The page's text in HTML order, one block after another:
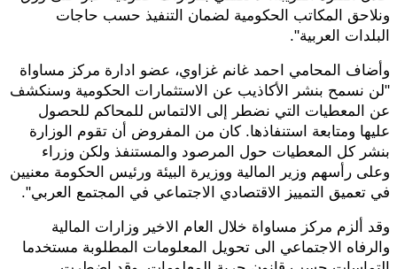
ونلاحق المكاتب الحكومية لضمان التنفيذ حسب حاجات
البلدات العربية".
وأضاف المحامي احمد غانم غزاوي، عضو ادارة مركز مساواة
"لن نسمح بنشر الأكاذيب عن الاستثمارات الحكومية وسنكشف
عن المعطيات التي نضطر إلى الالتماس للمحاكم للحصول
عليها ومتابعة استنفاذها. كان من المفروض أن تقوم الوزارة
بنشر كل المعطيات حول المرصود والمستنفذ ولكن وزراء
وعلى رأسهم وزير المالية ووزيرة البيئة ورئيس الحكومة معنيين
في تعميق التمييز الاقتصادي الاجتماعي في المجتمع العربي".
وقد ألزم مركز مساواة خلال العام الاخير وزارات المالية
والرفاه الاجتماعي الى تحويل المعلومات المطلوبة مستخدما